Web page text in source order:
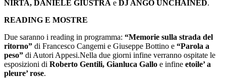
NIRTA, DANIELE GIUSTRA e DJ ANGO UNCHAINED.
READING E MOSTRE
Due saranno i reading in programma: “Memorie sulla strada del
ritorno” di Francesco Cangemi e Giuseppe Bottino e “Parola a
peso” di Autori Appesi.Nella due giorni infine verranno ospitate le
esposizioni di Roberto Gentili, Gianluca Gallo e infine etoile’ a
pleure’ rose.